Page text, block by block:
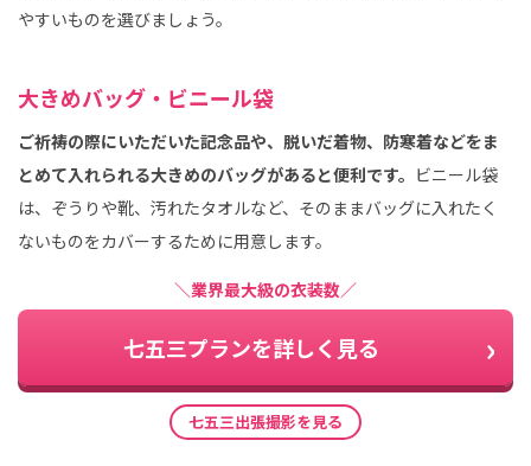
やすいものを選びましょう。
大きめバッグ・ビニール袋
ご祈祷の際にいただいた記念品や、脱いだ着物、防寒着などをま
とめて入れられる大きめのバッグがあると便利です。 ビニール袋
は、ぞうりや靴、汚れたタオルなど、そのままバッグに入れたく
ないものをカバーするために用意します。
＼業界最大級の衣装数／
七五三プランを詳しく見る
七五三出張撮影を見る